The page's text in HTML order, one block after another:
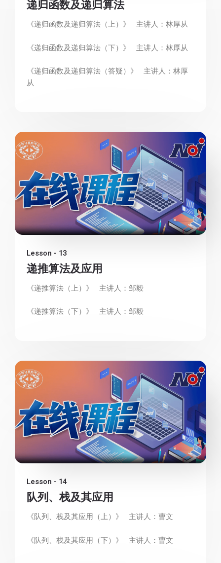
递归函数及递归算法
《递归函数及递归算法（上）》 主讲人：林厚从
《递归函数及递归算法（下）》 主讲人：林厚从
《递归函数及递归算法（答疑）》 主讲人：林厚
从
Lesson - 13
递推算法及应用
《递推算法（上）》 主讲人：邹毅
《递推算法（下）》 主讲人：邹毅
Lesson - 14
队列、栈及其应用
《队列、栈及其应用（上）》 主讲人：曹文
《队列、栈及其应用（下）》 主讲人：曹文